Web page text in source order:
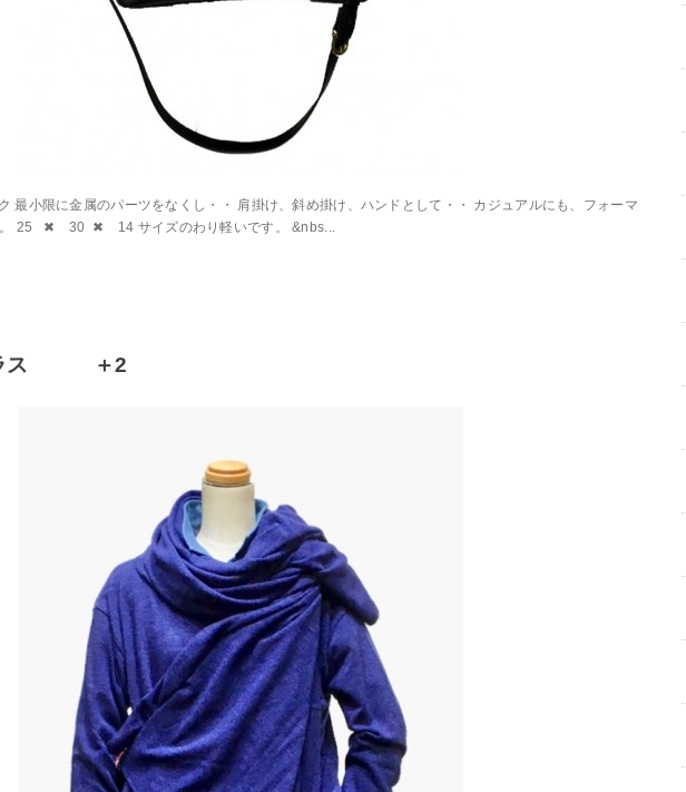
最小限に金属のパーツをなくし・・ 肩掛け、斜め掛け、ハンドとして・・ カジュアルにも、フォーマ
。 25 ✖︎ 30 ✖︎ 14 サイズのわり軽いです。 &nbs...
ラス ＋2